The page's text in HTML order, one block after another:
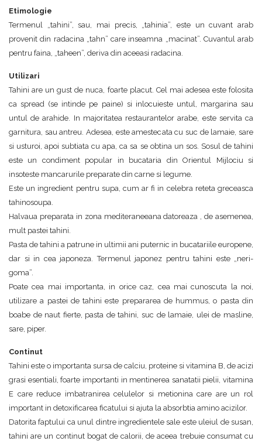
Etimologie
Termenul „tahini”, sau, mai precis, „tahinia”, este un cuvant arab
provenit din radacina „tahn” care inseamna „macinat”. Cuvantul arab
pentru faina, „taheen”, deriva din aceeasi radacina.
Utilizari
Tahini are un gust de nuca, foarte placut. Cel mai adesea este folosita
ca spread (se intinde pe paine) si inlocuieste untul, margarina sau
untul de arahide. In majoritatea restaurantelor arabe, este servita ca
garnitura, sau antreu. Adesea, este amestecata cu suc de lamaie, sare
si usturoi, apoi subtiata cu apa, ca sa se obtina un sos. Sosul de tahini
este un condiment popular in bucataria din Orientul Mijlociu si
insoteste mancarurile preparate din carne si legume.
Este un ingredient pentru supa, cum ar fi in celebra reteta greceasca
tahinosoupa.
Halvaua preparata in zona mediteraneeana datoreaza , de asemenea,
mult pastei tahini.
Pasta de tahini a patrune in ultimii ani puternic in bucatariile europene,
dar si in cea japoneza. Termenul japonez pentru tahini este „neri-
goma”.
Poate cea mai importanta, in orice caz, cea mai cunoscuta la noi,
utilizare a pastei de tahini este prepararea de hummus, o pasta din
boabe de naut fierte, pasta de tahini, suc de lamaie, ulei de masline,
sare, piper.
Continut
Tahini este o importanta sursa de calciu, proteine si vitamina B, de acizi
grasi esentiali, foarte importanti in mentinerea sanatatii pielii, vitamina
E care reduce imbatranirea celulelor si metionina care are un rol
important in detoxificarea ficatului si ajuta la absorbtia amino acizilor.
Datorita faptului ca unul dintre ingredientele sale este uleiul de susan,
tahini are un continut bogat de calorii, de aceea trebuie consumat cu